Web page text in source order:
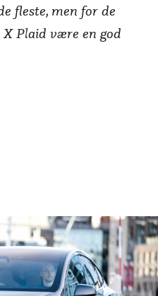
fleste, men for de
Plaid være en god